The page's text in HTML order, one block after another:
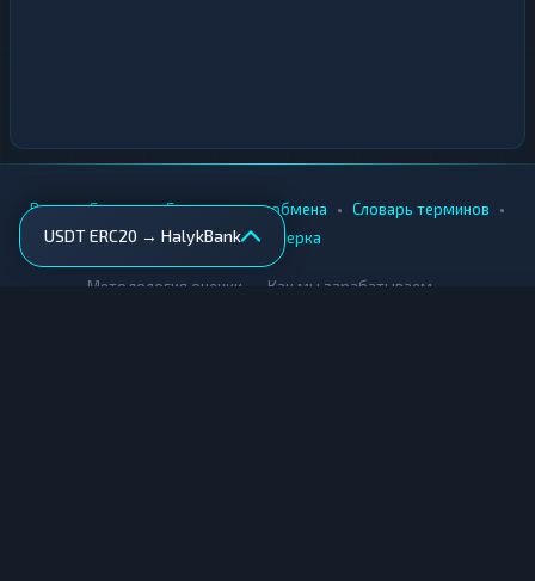
USDT ERC20 → HalykBank
Вики • Города • Безопасность обмена • Словарь терминов •
AML-проверка
Методология оценки Как мы зарабатываем